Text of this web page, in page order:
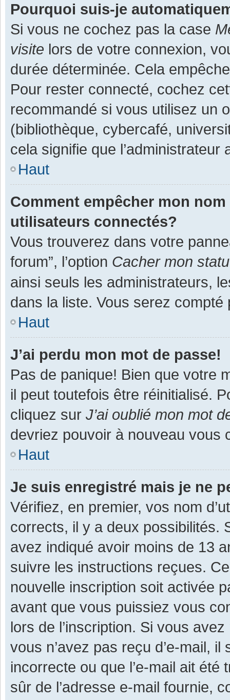
Pourquoi suis-je
Si vous ne cochez pas la case
visite lors de votre connexion,
durée déterminée. Cela
Pour rester connecté, cochez
recommandé si vous utilisez un
(bibliothèque, cybercafé,
cela signifie que
Haut
Comment empêcher mon
utilisateurs connectés?
Vous trouverez dans votre
forum”, l’option Cacher mon
ainsi seuls les administrateurs,
dans la liste. Vous serez
Haut
J’ai perdu mon mot de passe!
Pas de panique! Bien que votre
il peut toutefois être réinitialisé.
cliquez sur J’ai oublié mon mot
devriez pouvoir à nouveau vous
Haut
Je suis enregistré mais je ne
Vérifiez, en premier, vos nom
corrects, il y a deux possibilités.
avez indiqué avoir moins de 13
suivre les instructions reçues.
nouvelle inscription soit activée
avant que vous puissiez vous
lors de l’inscription. Si vous
vous n’avez pas reçu d’e-mail,
incorrecte ou que l’e-mail ait
sûr de l’adresse e-mail fournie,